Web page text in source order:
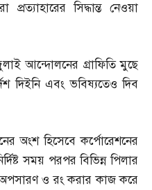
সিদ্ধান্ত নেওয়া
আন্দোলনের গ্রাফিতি মুছে
দিইনি এবং ভবিষ্যতেও দিব
অংশ হিসেবে কর্পোরেশনের
সময় পরপর বিভিন্ন পিলার
অপসারণ ও রং করার কাজ করে